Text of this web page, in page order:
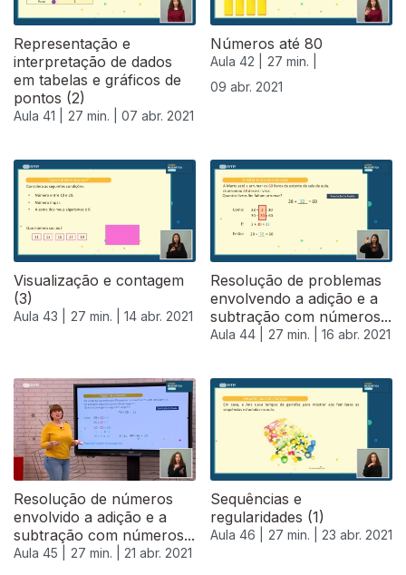
Representação e
interpretação de dados
em tabelas e gráficos de
pontos (2)
Aula 41 | 27 min. | 07 abr. 2021
Números até 80
Aula 42 |
27 min. |
09 abr. 2021
Visualização e contagem
(3)
Aula 43 | 27 min. | 14 abr. 2021
Resolução de problemas
envolvendo a adição e a
subtração com números...
Aula 44 | 27 min. | 16 abr. 2021
Resolução de números
envolvido a adição e a
subtração com números...
Aula 45 | 27 min. | 21 abr. 2021
Sequências e
regularidades (1)
Aula 46 | 27 min. | 23 abr. 2021